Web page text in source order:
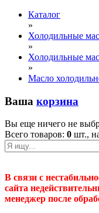
Каталог
»
Холодильные
»
Холодильные
»
Масло
Ваша корзина
Вы еще ничего не
Всего товаров: 0 шт.,
В связи с
сайта
менеджер после